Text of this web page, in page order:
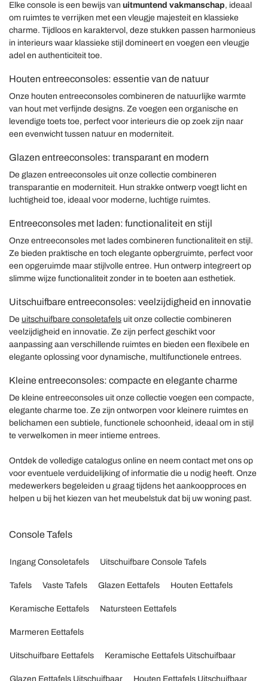
Elke console is een bewijs van uitmuntend vakmanschap, ideaal
om ruimtes te verrijken met een vleugje majesteit en klassieke
charme. Tijdloos en karaktervol, deze stukken passen harmonieus
in interieurs waar klassieke stijl domineert en voegen een vleugje
adel en authenticiteit toe.
Houten entreeconsoles: essentie van de natuur
Onze houten entreeconsoles combineren de natuurlijke warmte
van hout met verfijnde designs. Ze voegen een organische en
levendige toets toe, perfect voor interieurs die op zoek zijn naar
een evenwicht tussen natuur en moderniteit.
Glazen entreeconsoles: transparant en modern
De glazen entreeconsoles uit onze collectie combineren
transparantie en moderniteit. Hun strakke ontwerp voegt licht en
luchtigheid toe, ideaal voor moderne, luchtige ruimtes.
Entreeconsoles met laden: functionaliteit en stijl
Onze entreeconsoles met lades combineren functionaliteit en stijl.
Ze bieden praktische en toch elegante opbergruimte, perfect voor
een opgeruimde maar stijlvolle entree. Hun ontwerp integreert op
slimme wijze functionaliteit zonder in te boeten aan esthetiek.
Uitschuifbare entreeconsoles: veelzijdigheid en innovatie
De uitschuifbare consoletafels uit onze collectie combineren
veelzijdigheid en innovatie. Ze zijn perfect geschikt voor
aanpassing aan verschillende ruimtes en bieden een flexibele en
elegante oplossing voor dynamische, multifunctionele entrees.
Kleine entreeconsoles: compacte en elegante charme
De kleine entreeconsoles uit onze collectie voegen een compacte,
elegante charme toe. Ze zijn ontworpen voor kleinere ruimtes en
belichamen een subtiele, functionele schoonheid, ideaal om in stijl
te verwelkomen in meer intieme entrees.
Ontdek de volledige catalogus online en neem contact met ons op
voor eventuele verduidelijking of informatie die u nodig heeft. Onze
medewerkers begeleiden u graag tijdens het aankoopproces en
helpen u bij het kiezen van het meubelstuk dat bij uw woning past.
Console Tafels
Ingang Consoletafels Uitschuifbare Console Tafels
Tafels Vaste Tafels Glazen Eettafels Houten Eettafels
Keramische Eettafels Natursteen Eettafels
Marmeren Eettafels
Uitschuifbare Eettafels Keramische Eettafels Uitschuifbaar
Glazen Eettafels Uitschuifbaar Houten Eettafels Uitschuifbaar